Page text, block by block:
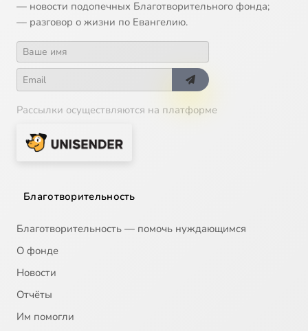
— новости подопечных Благотворительного фонда;
— разговор о жизни по Евангелию.
Рассылки осуществляются на платформе
Благотворительность
Благотворительность — помочь нуждающимся
О фонде
Новости
Отчёты
Им помогли